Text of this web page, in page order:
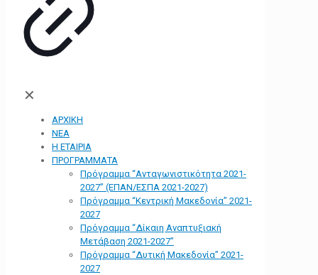
✕
ΑΡΧΙΚΗ
ΝΕΑ
Η ΕΤΑΙΡΙΑ
ΠΡΟΓΡΑΜΜΑΤΑ
Πρόγραμμα “Ανταγωνιστικότητα 2021-
2027” (ΕΠΑΝ/ΕΣΠΑ 2021-2027)
Πρόγραμμα “Κεντρική Μακεδονία” 2021-
2027
Πρόγραμμα “Δίκαιη Αναπτυξιακή
Μετάβαση 2021-2027”
Πρόγραμμα “Δυτική Μακεδονία” 2021-
2027